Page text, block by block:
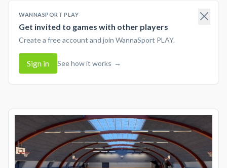
WANNASPORT PLAY
Get invited to games with other players
Create a free account and join WannaSport PLAY.
Sign in See how it works →